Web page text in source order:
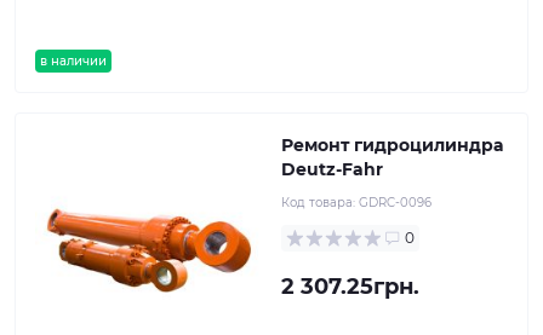
в наличии
Ремонт гидроцилиндра
Deutz-Fahr
Код товара: GDRC-0096
0
2 307.25грн.